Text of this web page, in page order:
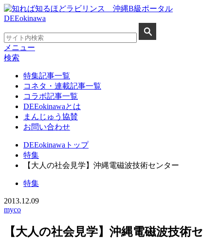
メニュー
検索
特集記事一覧
コネタ・連載記事一覧
コラボ記事一覧
DEEokinawaとは
まんじゅう協賛
お問い合わせ
DEEokinawaトップ
特集
【大人の社会見学】沖縄電磁波技術センター
特集
2013.12.09
myco
【大人の社会見学】沖縄電磁波技術セ